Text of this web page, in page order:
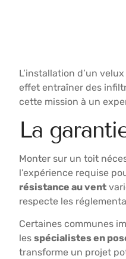
L’installation d’un
effet entraîner des
cette mission à un
La
Monter sur un toit
l’expérience requise
résistance au vent
respecte les
Certaines communes
les spécialistes en
transforme un projet